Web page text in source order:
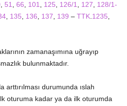
51 66 101 125 126/1 127
128/1-
135 136 137 139 – TTK 1235
zamanaşımına uğrayıp
bulunmaktadır.
arttırılması durumunda ıslah
oturuma kadar ya da ilk oturumda